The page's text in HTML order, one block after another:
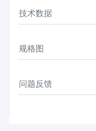
技术数据
规格图
问题反馈